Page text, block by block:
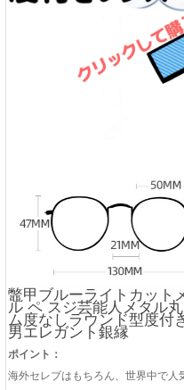
鼈甲ブルーライトカット
ル ペ スジ芸能人メタル
ム度なしラウンド型度付
男エレガント銀縁
ポイント：
海外セレブはもちろん、世界中で人